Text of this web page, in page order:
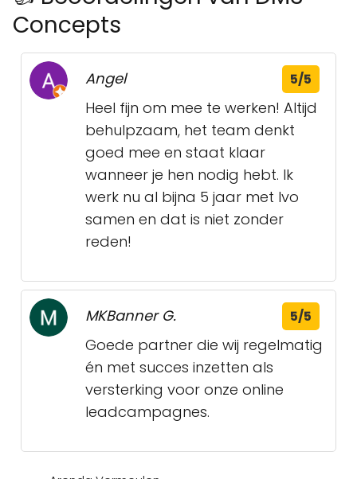
Concepts
Angel 5/5
Heel fijn om mee te werken! Altijd
behulpzaam, het team denkt
goed mee en staat klaar
wanneer je hen nodig hebt. Ik
werk nu al bijna 5 jaar met Ivo
samen en dat is niet zonder
reden!
MKBanner G. 5/5
Goede partner die wij regelmatig
én met succes inzetten als
versterking voor onze online
leadcampagnes.